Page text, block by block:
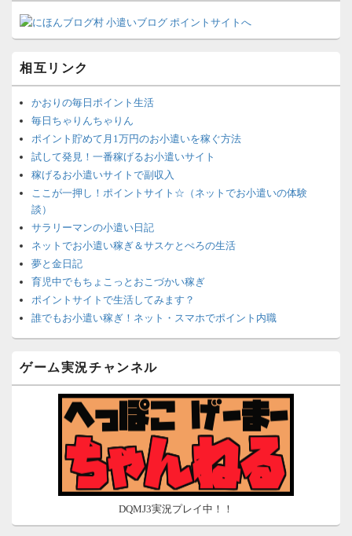
相互リンク
かおりの毎日ポイント生活
毎日ちゃりんちゃりん
ポイント貯めて月1万円のお小遣いを稼ぐ方法
試して発見！一番稼げるお小遣いサイト
稼げるお小遣いサイトで副収入
ここが一押し！ポイントサイト☆（ネットでお小遣いの体験
談）
サラリーマンの小遣い日記
ネットでお小遣い稼ぎ＆サスケとぺろの生活
夢と金日記
育児中でもちょこっとおこづかい稼ぎ
ポイントサイトで生活してみます？
誰でもお小遣い稼ぎ！ネット・スマホでポイント内職
ネットで簡単にお小遣い稼ぎ☆安心・安全・リスクなし☆
ポイントがお金に！？-空いた時間でちょい稼ぎ-
在宅deお小遣い！～小銭だって集めれば諭吉になる～
ネット収入攻略ナビ
ポイントサイトは安全？危険？お小遣い稼ぎサイトの使い方ガ
ゲーム実況チャンネル
DQMJ3実況プレイ中！！